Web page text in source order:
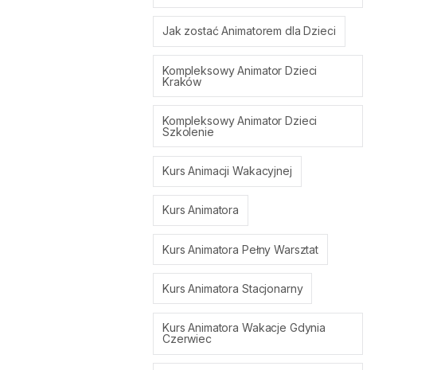
Jak zostać Animatorem dla Dzieci
Kompleksowy Animator Dzieci
Kraków
Kompleksowy Animator Dzieci
Szkolenie
Kurs Animacji Wakacyjnej
Kurs Animatora
Kurs Animatora Pełny Warsztat
Kurs Animatora Stacjonarny
Kurs Animatora Wakacje Gdynia
Czerwiec